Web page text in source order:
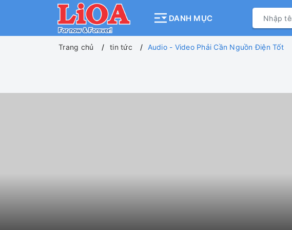
DANH MỤC
Trang chủ tin tức Audio - Video Phải Cần Nguồn Điện Tốt